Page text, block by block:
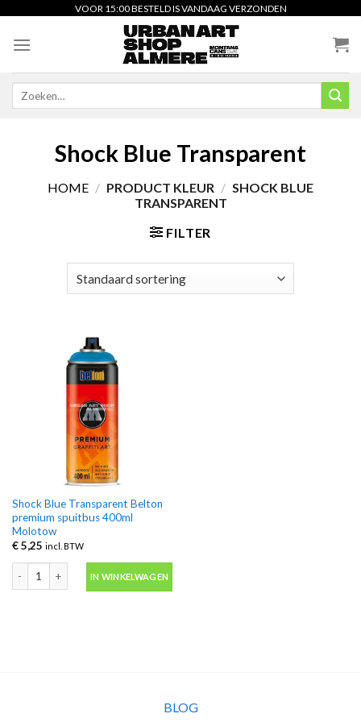
content
VOOR 15:00 BESTELD IS VANDAAG VERZONDEN
Shock Blue Transparent
HOME / PRODUCT KLEUR / SHOCK BLUE
TRANSPARENT
FILTER
Shock Blue Transparent Belton
premium spuitbus 400ml
Molotow
€5,25 incl. BTW
Shock Blue Transparent Belton premium spuitbus 400ml Molotow aantal
IN WINKELWAGEN
BLOG